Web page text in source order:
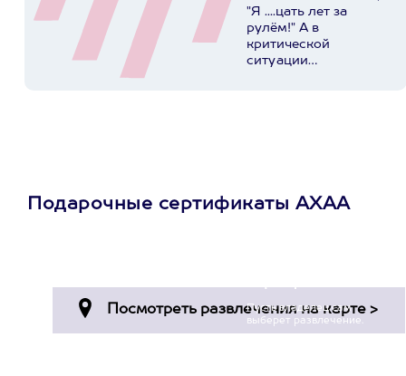
"Я ....цать лет за
рулём!" А в
критической
ситуации
подход, хорошая база
Подарочные сертификаты АХАА
Пусть владелец сам
выберет развлечение.